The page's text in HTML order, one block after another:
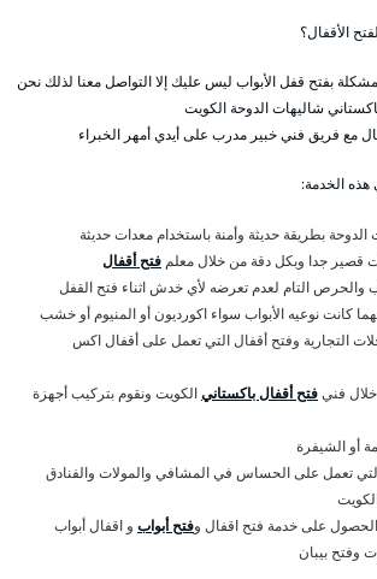
الأقفال؟
بفتح قفل الأبواب ليس عليك إلا التواصل معنا لذلك نحن
شاليهات الدوحة الكويت
مع فريق فني خبير مدرب على أيدي أمهر الخبراء
هذه الخدمة:
الدوحة بطريقة حديثة وأمنة باستخدام معدات حديثة
قصير جدا وبكل دقة من خلال معلم فتح أقفال
والحرص التام لعدم تعرضه لأي خدش اثناء فتح القفل
كانت نوعيه الأبواب سواء اكورديون أو المنيوم أو خشب
التجارية وفتح أقفال التي تعمل على أقفال اكس
فنيفتح أقفال باكستانيالكويت ونقوم بتركيب أجهزة
أو الشيفرة
تعمل على الحساس في المشافي والمولات والفنادق
على خدمة فتح اقفال وفتح أبواب و اقفال أبواب
وفتح بيبان